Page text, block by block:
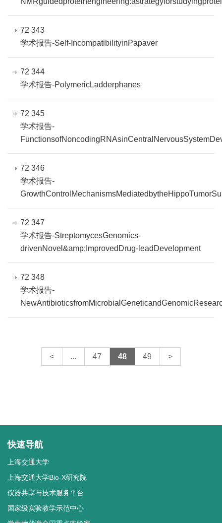
72 343
学术报告-Self-IncompatibilityinPapaver
72 344
学术报告-PolymericLadderphanes
72 345
学术报告-
72 346
学术报告-
72 347
学术报告-StreptomycesGenomics-
drivenNovel&amp;ImprovedDrug-leadDevelopment
72 348
学术报告-
< ... 47 48 49 >
快速导航
上海交通大学
上海交通大学Bio-X研究院
仪器共享与技术服务平台
国家级实验教学示范中心